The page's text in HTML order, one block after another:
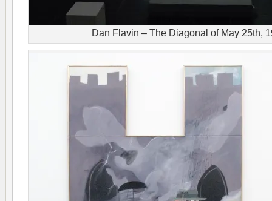
Dan Flavin – The Diagonal of May 25th,